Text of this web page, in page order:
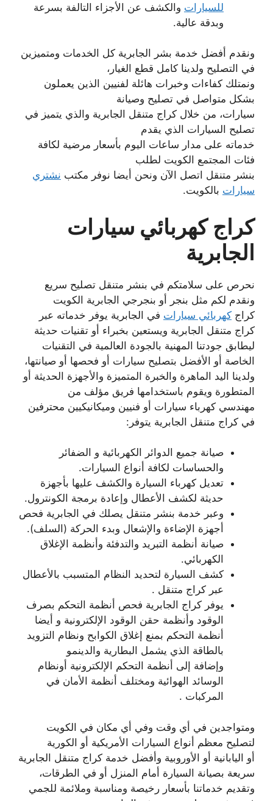
للسيارات والكشف عن الأجزاء التالفة بسرعة
وبدقة عالية.
ونقدم أفضل خدمة بشر الجابرية كل الخدمات ومتميزين
في التصليح ولدينا كامل قطع الغيار،
ونمتلك كفاءات وخبرات هائلة لفنيين الذين يعملون
بشكل متواصل في تصليح وصيانة
سيارات، من خلال كراج متنقل الجابرية والذي يتميز في
تصليح السيارات الذي يقدم
خدماته على مدار ساعات اليوم بأسعار مرضية لكافة
فئات المجتمع الكويت لطلب
بنشر متنقل اتصل الآن ونحن أيضا نوفر مكتب نشتري
سيارات بالكويت.
كراج كهربائي سيارات
الجابرية
نحرص على سلامتكم في بنشر متنقل تصليح سريع
ونقدم لكم مثل بنجر أو بنجرجي الجابرية الكويت
كراج كهربائي سيارات في الجابرية يوفر خدماته عبر
كراج متنقل الجابرية ويستعين بخبراء أو تقنيات حديثة
ليطابق جودتنا المهنية بالجودة العالمية في التقنيات
الخاصة أو الأفضل بتصليح سيارات أو فحصها أو صيانتها،
ولدينا اليد الماهرة والخبرة المتميزة والأجهزة الحديثة أو
المتطورة ويقوم باستخدامها فريق مؤلف من
مهندسي كهرباء سيارات أو فنيين وميكانيكيين محترفين
في كراج متنقل الجابرية يتوفر:
صيانة جميع الدوائر الكهربائية و الضفائر
والحساسات لكافة أنواع السيارات.
تعديل كهرباء السيارة والكشف عليها بأجهزة
حديثة لكشف الأعطال وإعادة برمجة الكونترول.
وعبر خدمة بنشر متنقل يصلك في الجابرية فحص
أجهزة الإضاءة والإشعال وبدء الحركة (السلف).
صيانة أنظمة التبريد والتدفئة وأنظمة الإغلاق
الكهربائي.
كشف السيارة لتحديد النظام المتسبب بالأعطال
عبر كراج متنقل .
يوفر كراج الجابرية فحص أنظمة التحكم بصرف
الوقود وأنظمة حقن الوقود الإلكترونية و أيضا
أنظمة التحكم بمنع إغلاق الكوابح ونظام التزويد
بالطاقة الذي يشمل البطارية والدينمو
وإضافة إلى أنظمة التحكم الإلكترونية أونظام
الوسائد الهوائية ومختلف أنظمة الأمان في
المركبات .
ومتواجدين في أي وقت وفي أي مكان في الكويت
لتصليح معظم أنواع السيارات الأمريكية أو الكورية
أو اليابانية أو الأوروبية وأفضل خدمة كراج متنقل الجابرية
سريعة بصيانة السيارة أمام المنزل أو في الطرقات،
وتقديم خدماتنا بأسعار رخيصة ومناسبة وملائمة للجمي